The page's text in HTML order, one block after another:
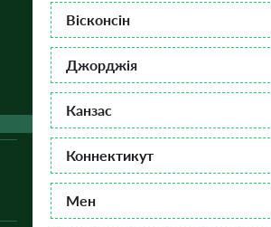
Вісконсін
Джорджія
Канзас
Коннектикут
Мен